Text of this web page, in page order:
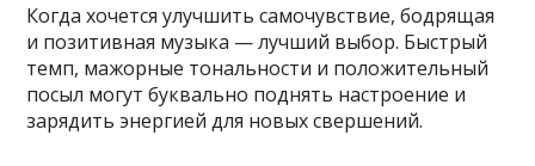
Когда хочется улучшить самочувствие, бодрящая
и позитивная музыка — лучший выбор. Быстрый
темп, мажорные тональности и положительный
посыл могут буквально поднять настроение и
зарядить энергией для новых свершений.